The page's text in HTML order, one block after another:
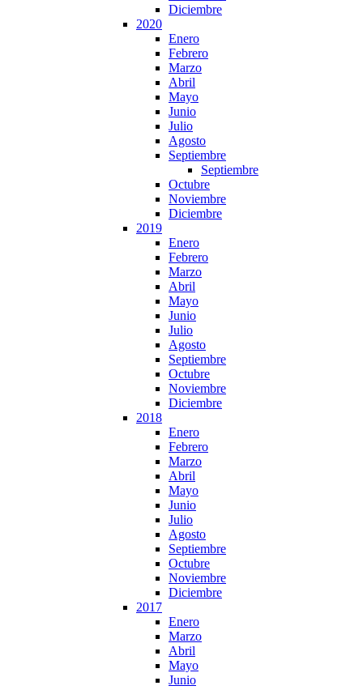
Diciembre
2020
Enero
Febrero
Marzo
Abril
Mayo
Junio
Julio
Agosto
Septiembre
Septiembre
Octubre
Noviembre
Diciembre
2019
Enero
Febrero
Marzo
Abril
Mayo
Junio
Julio
Agosto
Septiembre
Octubre
Noviembre
Diciembre
2018
Enero
Febrero
Marzo
Abril
Mayo
Junio
Julio
Agosto
Septiembre
Octubre
Noviembre
Diciembre
2017
Enero
Marzo
Abril
Mayo
Junio